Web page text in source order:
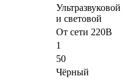
Ультразвуковой
и световой
От сети 220В
1
50
Чёрный